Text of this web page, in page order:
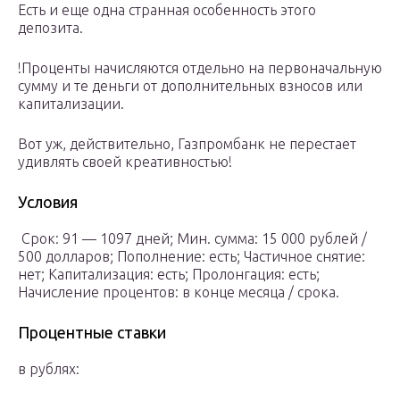
Есть и еще одна странная особенность этого
депозита.
!Проценты начисляются отдельно на первоначальную
сумму и те деньги от дополнительных взносов или
капитализации.
Вот уж, действительно, Газпромбанк не перестает
удивлять своей креативностью!
Условия
Срок: 91 — 1097 дней; Мин. сумма: 15 000 рублей /
500 долларов; Пополнение: есть; Частичное снятие:
нет; Капитализация: есть; Пролонгация: есть;
Начисление процентов: в конце месяца / срока.
Процентные ставки
в рублях: